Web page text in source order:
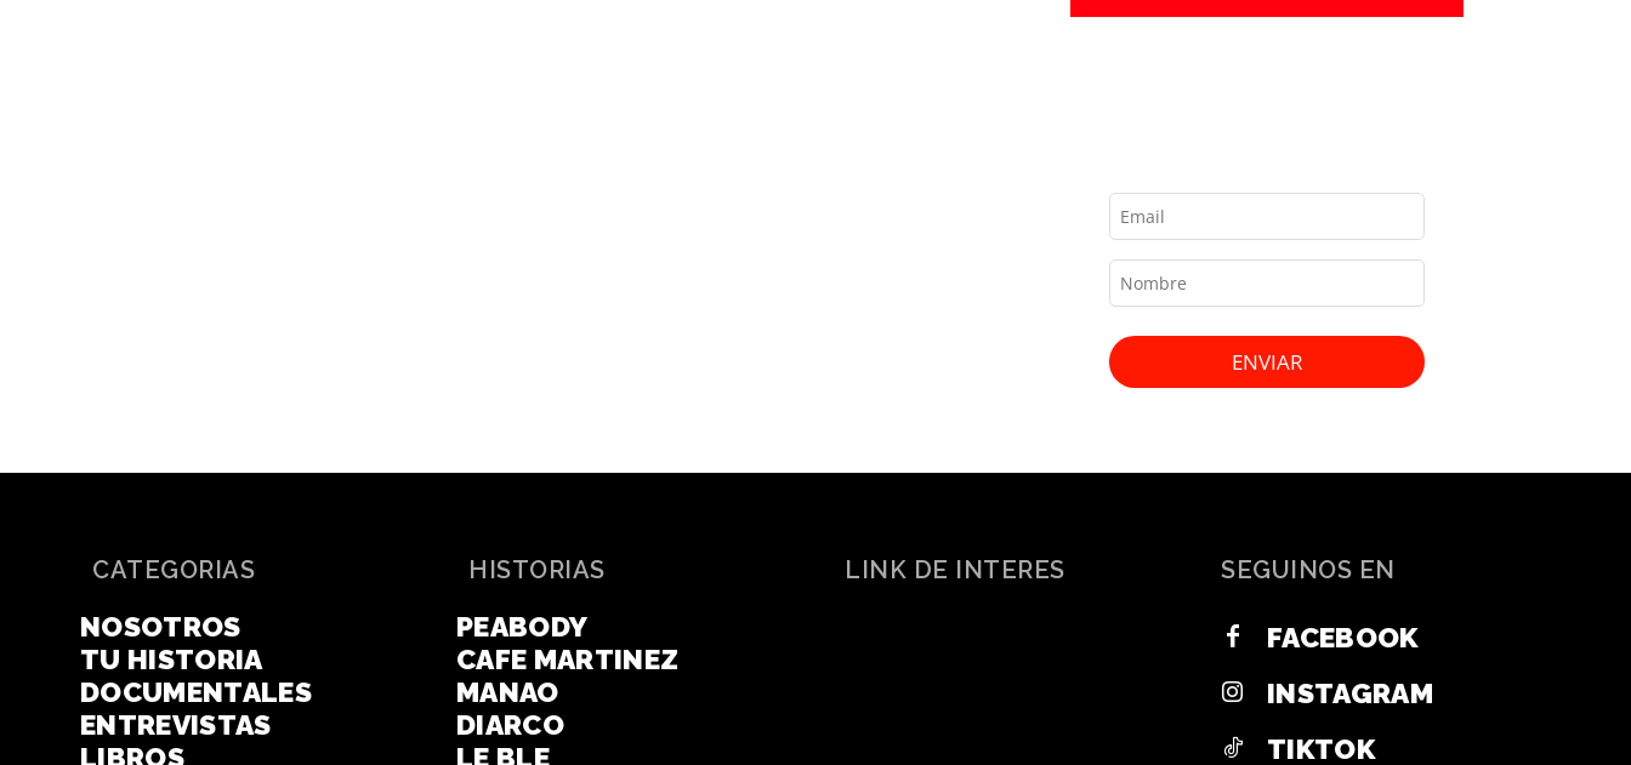
ENVIAR
CATEGORIAS
NOSOTROS
TU HISTORIA
DOCUMENTALES
ENTREVISTAS
LIBROS
HISTORIAS
PEABODY
CAFE MARTINEZ
MANAO
DIARCO
LE BLE
LINK DE INTERES SEGUINOS EN
FACEBOOK
INSTAGRAM
TIKTOK